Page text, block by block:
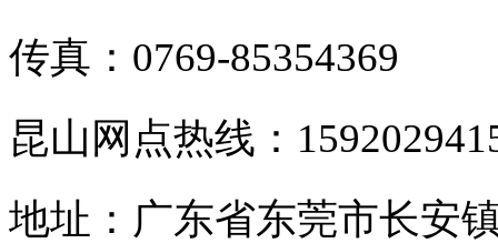
传真：0769-85354369
昆山网点热线：
地址：广东省东莞市长安